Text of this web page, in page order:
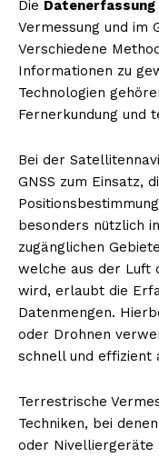
Die Datenerfassung
Vermessung und im
Verschiedene
Informationen zu
Technologien
Fernerkundung und
Bei der
GNSS zum Einsatz,
besonders nützlich
zugänglichen
welche aus der Luft
wird, erlaubt die
Datenmengen.
oder Drohnen
schnell und effizient
Terrestrische
Techniken, bei
oder Nivelliergeräte